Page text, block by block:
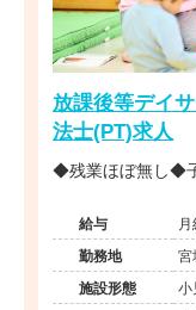
放課後等デイ
法士(PT)求人
◆残業ほぼ無し◆
給与
勤務地
宮
施設形態
小